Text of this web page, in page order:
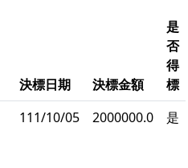
決標日期 決標金額
是
否
得
標
111/10/05 2000000.0 是